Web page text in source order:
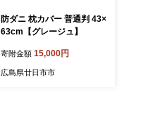
防ダニ 枕カバー 普通判 43×
63cm【グレージュ】
寄附金額 15,000円
広島県廿日市市